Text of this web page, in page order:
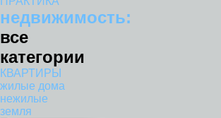
недвижимость:
все
категории
КВАРТИРЫ
жилые дома
нежилые
земля